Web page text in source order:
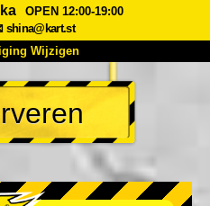
OPEN 12:00-19:00
shina@kart.st
Wijzigen
Prijs
Veelgestelde Vragen
Reserveren